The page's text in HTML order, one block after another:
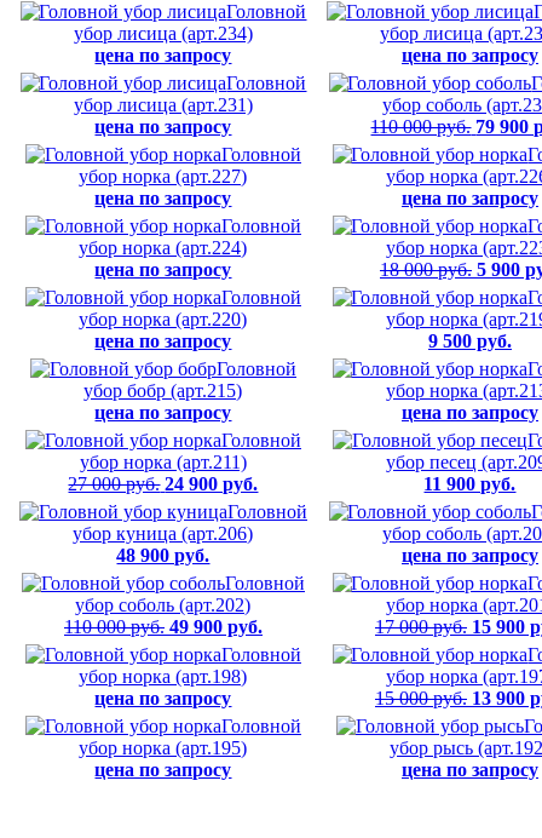
Головной
убор лисица (арт.234)
цена по запросу
убор лисица
цена по запросу
Головной
убор лисица (арт.231)
цена по запросу
убор соболь
110 000 руб. 79 900
Головной
убор норка (арт.227)
цена по запросу
убор норка
цена по запросу
Головной
убор норка (арт.224)
цена по запросу
убор норка
18 000 руб. 5 900
Головной
убор норка (арт.220)
цена по запросу
убор норка
9 500 руб.
Головной
убор бобр (арт.215)
цена по запросу
убор норка
цена по запросу
Головной
убор норка (арт.211)
27 000 руб. 24 900 руб.
убор песец
11 900 руб.
Головной
убор куница (арт.206)
48 900 руб.
убор соболь
цена по запросу
Головной
убор соболь (арт.202)
110 000 руб. 49 900 руб.
убор норка
17 000 руб. 15 900
Головной
убор норка (арт.198)
цена по запросу
убор норка
15 000 руб. 13 900
Головной
убор норка (арт.195)
цена по запросу
убор рысь
цена по запросу